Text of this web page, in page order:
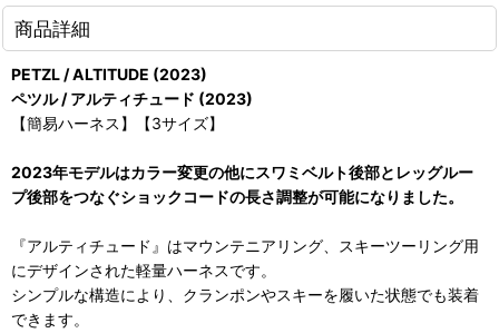
商品詳細
PETZL / ALTITUDE (2023)
ペツル / アルティチュード (2023)
【簡易ハーネス】【3サイズ】
2023年モデルはカラー変更の他にスワミベルト後部とレッグルー
プ後部をつなぐショックコードの長さ調整が可能になりました。
『アルティチュード』はマウンテニアリング、スキーツーリング用
にデザインされた軽量ハーネスです。
シンプルな構造により、クランポンやスキーを履いた状態でも装着
できます。